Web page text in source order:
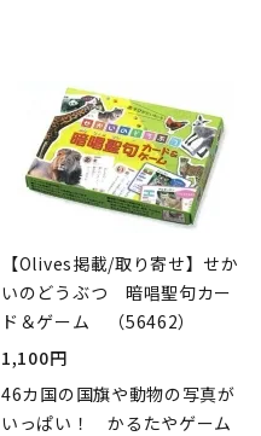
【Olives掲載/取り寄せ】せか
いのどうぶつ 暗唱聖句カー
ド＆ゲーム （56462）
1,100円
46カ国の国旗や動物の写真が
いっぱい！ かるたやゲーム